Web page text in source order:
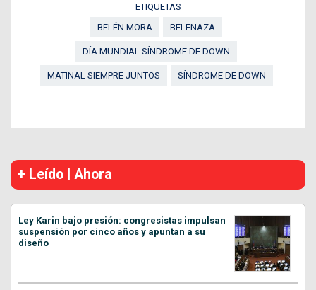
ETIQUETAS
BELÉN MORA
BELENAZA
DÍA MUNDIAL SÍNDROME DE DOWN
MATINAL SIEMPRE JUNTOS SÍNDROME DE DOWN
+ Leído | Ahora
Ley Karin bajo presión: congresistas impulsan
suspensión por cinco años y apuntan a su
diseño